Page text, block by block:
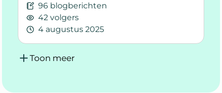
96 blogberichten
42 volgers
4 augustus 2025
Lees meer over Gedicht; Even Op Pauze
Toon meer